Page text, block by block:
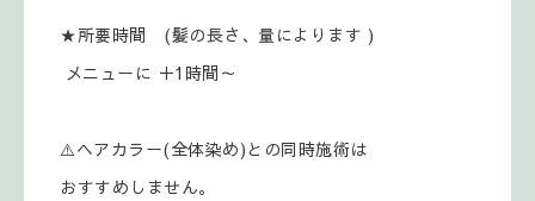
★所要時間 (髪の長さ、量によります )
メニューに ＋1時間～
⚠️ヘアカラー(全体染め)との同時施術は
おすすめしません。